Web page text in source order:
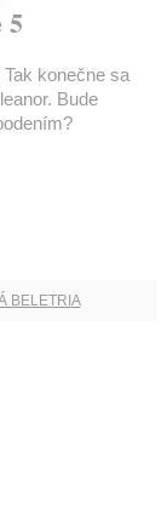
5
konečne sa
Bude
BELETRIA